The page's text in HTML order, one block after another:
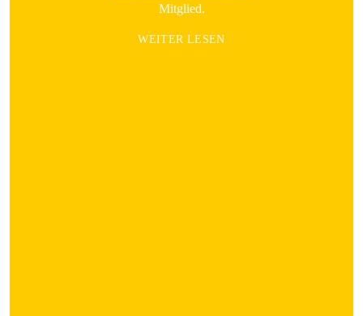
Mitglied.
WEITER LESEN